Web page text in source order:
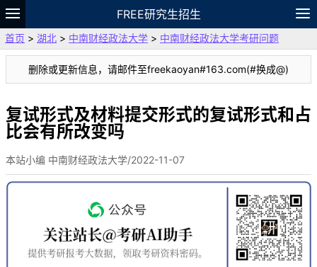
FREE研究生招生
题库
故事 专题 APP 笔记
论坛
VIP
资料
首页 > 湖北 > 中南财经政法大学 > 中南财经政法大学考研问题
删除或更新信息，请邮件至freekaoyan#163.com(#换成@)
复试形式及材料提交形式的复试形式和占
比会有所改变吗
本站小编 中南财经政法大学/2022-11-07